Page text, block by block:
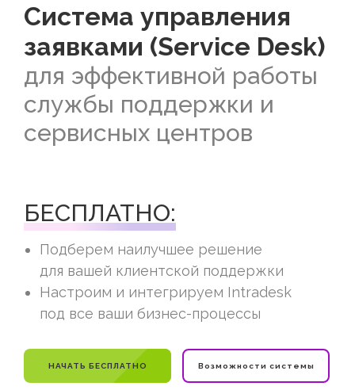
Система управления
заявками (Service Desk)
для эффективной работы
службы поддержки и
сервисных центров
БЕСПЛАТНО:
Подберем наилучшее решение
для вашей клиентской поддержки
Настроим и интегрируем Intradesk
под все ваши бизнес-процессы
НАЧАТЬ БЕСПЛАТНО Возможности системы